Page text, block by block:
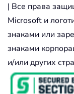
| Все права
Microsoft и
знаками или
знаками
и/или других